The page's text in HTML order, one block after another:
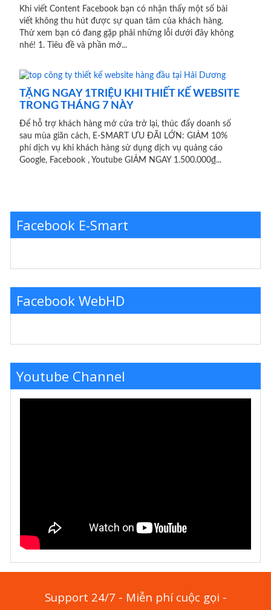
Khi viết Content Facebook bạn có nhận thấy một số bài
viết không thu hút được sự quan tâm của khách hàng.
Thử xem bạn có đang gặp phải những lỗi dưới đây không
nhé! 1. Tiêu đề và phần mở...
TẶNG NGAY 1TRIỆU KHI THIẾT KẾ WEBSITE
TRONG THÁNG 7 NÀY
Để hỗ trợ khách hàng mở cửa trở lại, thúc đẩy doanh số
sau mùa giãn cách, E-SMART ƯU ĐÃI LỚN: GIẢM 10%
phí dịch vụ khi khách hàng sử dụng dịch vụ quảng cáo
Google, Facebook , Youtube GIẢM NGAY 1.500.000₫...
Facebook E-Smart
Facebook WebHD
Youtube Channel
Support 24/7 - Miễn phí cuộc gọi -